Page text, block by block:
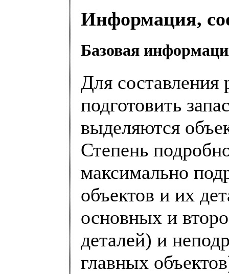
Информация,
Базовая
Для составления
подготовить
выделяются
Степень
максимально
объектов и их
основных и
деталей) и
главных